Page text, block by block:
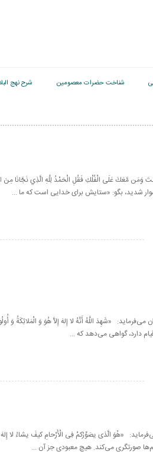
شناخت حضرات معصومین شرح نهج
وَمَن مَّعَكَ عَلَى الْفُلْكِ فَقُلِ الْحَمْدُ لِلَّهِ الَّذِي نَجَّانَا مِنَ
شدید، بگو: «ستایش برای خدایی است که ما ...
آل عمران می‌فرماید: «شَهِدَ اللَّهُ أَنَّهُ لا إِلهَ إِلاَّ هُوَ وَ الْمَلائِكَةُ وَ
دارد، گواهى مى‏‌دهد كه ...
آل عمران می‌فرماید: «هُوَ الَّذی یصَوِّرُکمْ فِی‏ الْأَرْحامِ‏ کیفَ‏
صورتگرى مى‏‌کند. هیچ معبودى جز آن ...